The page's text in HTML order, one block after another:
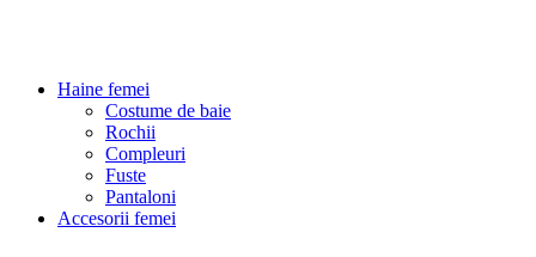
Haine femei
Costume de baie
Rochii
Compleuri
Fuste
Pantaloni
Accesorii femei